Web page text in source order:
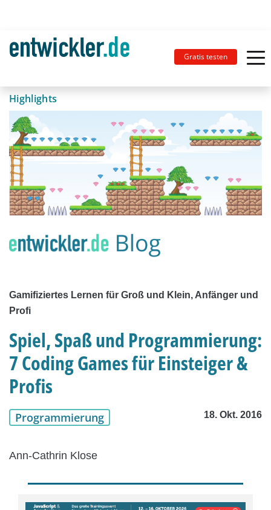
Gratis testen
Highlights
Gamifiziertes Lernen für Groß und Klein, Anfänger und
Profi
Spiel, Spaß und Programmierung:
7 Coding Games für Einsteiger &
Profis
Programmierung 18. Okt. 2016
Ann-Cathrin Klose